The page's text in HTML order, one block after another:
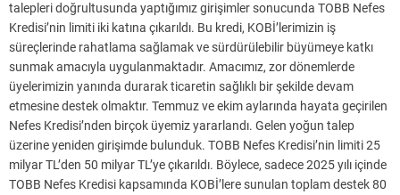
talepleri doğrultusunda yaptığımız girişimler sonucunda TOBB Nefes
Kredisi’nin limiti iki katına çıkarıldı. Bu kredi, KOBİ’lerimizin iş
süreçlerinde rahatlama sağlamak ve sürdürülebilir büyümeye katkı
sunmak amacıyla uygulanmaktadır. Amacımız, zor dönemlerde
üyelerimizin yanında durarak ticaretin sağlıklı bir şekilde devam
etmesine destek olmaktır. Temmuz ve ekim aylarında hayata geçirilen
Nefes Kredisi’nden birçok üyemiz yararlandı. Gelen yoğun talep
üzerine yeniden girişimde bulunduk. TOBB Nefes Kredisi’nin limiti 25
milyar TL’den 50 milyar TL’ye çıkarıldı. Böylece, sadece 2025 yılı içinde
TOBB Nefes Kredisi kapsamında KOBİ’lere sunulan toplam destek 80